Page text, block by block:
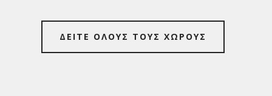
ΔΕΙΤΕ ΟΛΟΥΣ ΤΟΥΣ ΧΩΡΟΥΣ